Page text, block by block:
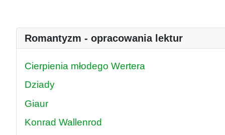
Romantyzm - opracowania lektur
Cierpienia młodego Wertera
Dziady
Giaur
Konrad Wallenrod